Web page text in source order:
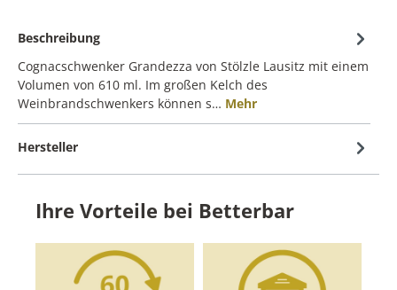
Beschreibung
Cognacschwenker Grandezza von Stölzle Lausitz mit einem
Volumen von 610 ml. Im großen Kelch des
Weinbrandschwenkers können s… Mehr
Hersteller
Ihre Vorteile bei Betterbar